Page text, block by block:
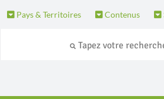
Pays & Territoires Contenus